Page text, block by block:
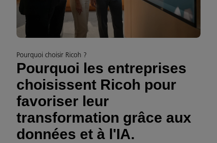
Pourquoi choisir Ricoh ?
Pourquoi les entreprises
choisissent Ricoh pour
favoriser leur
transformation grâce aux
données et à l'IA.